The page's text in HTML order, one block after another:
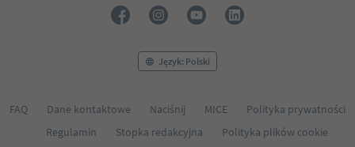
Język: Polski
FAQ Dane kontaktowe Naciśnij MICE
Polityka prywatności
Regulamin
Stopka redakcyjna
Polityka plików cookie